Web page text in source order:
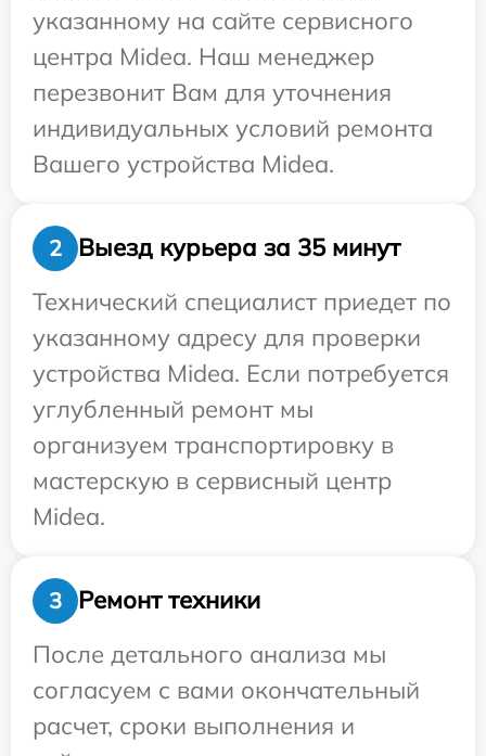
указанному на сайте сервисного
центра Midea. Наш менеджер
перезвонит Вам для уточнения
индивидуальных условий ремонта
Вашего устройства Midea.
2
Выезд курьера за 35 минут
Технический специалист приедет по
указанному адресу для проверки
устройства Midea. Если потребуется
углубленный ремонт мы
организуем транспортировку в
мастерскую в сервисный центр
Midea.
3
Ремонт техники
После детального анализа мы
согласуем с вами окончательный
расчет, сроки выполнения и